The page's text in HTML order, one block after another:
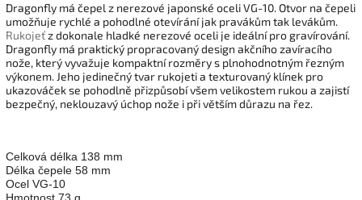
Dragonfly má čepel z nerezové japonské oceli VG-10. Otvor na čepeli
umožňuje rychlé a pohodlné otevírání jak pravákům tak levákům.
Rukojeťz dokonale hladké nerezové oceli je ideální pro gravírování.
Dragonfly má praktický propracovaný design akčního zavíracího
nože, který vyvažuje kompaktní rozměry s plnohodnotným řezným
výkonem. Jeho jedinečný tvar rukojeti a texturovaný klínek pro
ukazováček se pohodlně přizpůsobí všem velikostem rukou a zajistí
bezpečný, neklouzavý úchop nože i při větším důrazu na řez.
Celková délka 138 mm
Délka čepele 58 mm
Ocel VG-10